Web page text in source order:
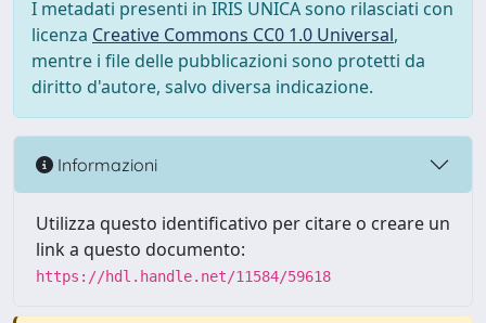
I metadati presenti in IRIS UNICA sono rilasciati con
licenza Creative Commons CC0 1.0 Universal,
mentre i file delle pubblicazioni sono protetti da
diritto d'autore, salvo diversa indicazione.
Informazioni
Utilizza questo identificativo per citare o creare un
link a questo documento:
https://hdl.handle.net/11584/59618